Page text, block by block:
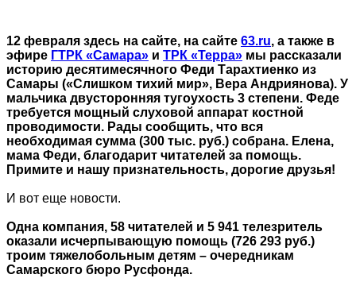
12 февраля здесь на сайте, на сайте 63.ru, а также в
эфире ГТРК «Самара» и ТРК «Терра» мы рассказали
историю десятимесячного Феди Тарахтиенко из
Самары («Слишком тихий мир», Вера Андриянова). У
мальчика двусторонняя тугоухость 3 степени. Феде
требуется мощный слуховой аппарат костной
проводимости. Рады сообщить, что вся
необходимая сумма (300 тыс. руб.) собрана. Елена,
мама Феди, благодарит читателей за помощь.
Примите и нашу признательность, дорогие друзья!
И вот еще новости.
Одна компания, 58 читателей и 5 941 телезритель
оказали исчерпывающую помощь (726 293 руб.)
троим тяжелобольным детям – очередникам
Самарского бюро Русфонда.